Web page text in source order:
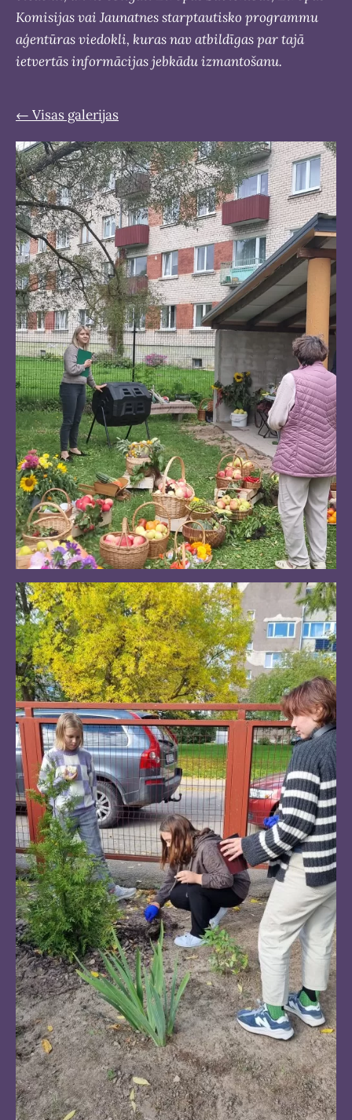
Komisijas vai Jaunatnes starptautisko programmu
aģentūras viedokli, kuras nav atbildīgas par tajā
ietvertās informācijas jebkādu izmantošanu.
Visas galerijas